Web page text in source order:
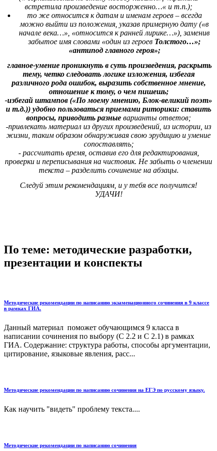
встретила произведение восторженно…« и т.п.);
то же относится к датам и именам героев – всегда
можно выйти из положения, указав примерную дату («в
начале века…», «относится к ранней лирике…»), заменив
забытое имя словами «один из героев Толстого…»;
«антипод главного героя»;
главное-умение проникнуть в суть произведения, раскрыть
тему, четко следовать логике изложения, избегая
различного рода ошибок, выразить собственное мнение,
отношение к тому, о чем пишешь;
-избегай штампов («По моему мнению, Блок-великий поэт»
и т.д.)) удобно пользоваться приемами риторики: ставить
вопросы, приводить разные варианты ответов;
-привлекать материал из других произведений, из истории, из
жизни, таким образом обнаруживая свою эрудицию и умение
сопоставлять;
- рассчитать время, оставив его для редактирования,
проверки и переписывания на чистовик. Не забыть о членении
текста – разделить сочинение на абзацы.
Следуй этим рекомендациям, и у тебя все получится!
УДАЧИ!
По теме: методические разработки,
презентации и конспекты
Методические рекомендации по написанию экзаменационного сочинения в 9 классе
в рамках ГИА.
Данный материал поможет обучающимся 9 класса в
написании сочинения по выбору (С 2.2 и С 2.1) в рамках
ГИА. Содержание: структура работы, способы аргументации,
цитирование, языковые явления, расс...
Методические рекомендации по написанию сочинения на ЕГЭ по русскому языку.
Как научить "видеть" проблему текста....
Методические рекомендации по написанию сочинения